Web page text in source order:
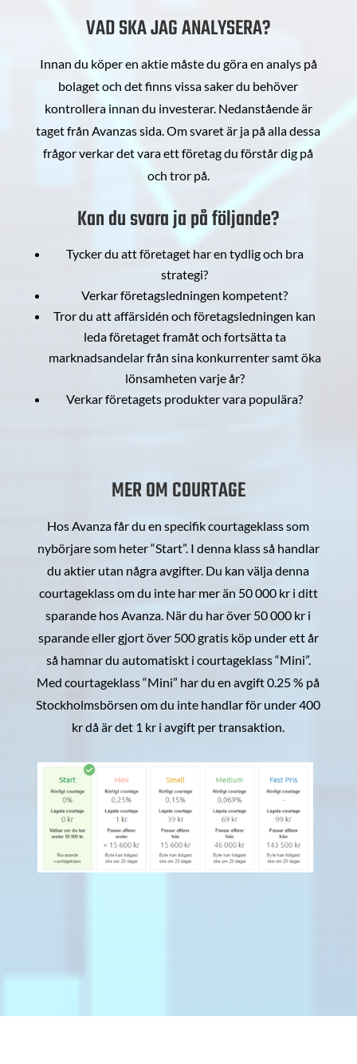
VAD SKA JAG ANALYSERA?
Innan du köper en aktie måste du göra en analys på
bolaget och det finns vissa saker du behöver
kontrollera innan du investerar. Nedanstående är
taget från Avanzas sida. Om svaret är ja på alla dessa
frågor verkar det vara ett företag du förstår dig på
och tror på.
Kan du svara ja på följande?
Tycker du att företaget har en tydlig och bra
strategi?
Verkar företagsledningen kompetent?
Tror du att affärsidén och företagsledningen kan
leda företaget framåt och fortsätta ta
marknadsandelar från sina konkurrenter samt öka
lönsamheten varje år?
Verkar företagets produkter vara populära?
MER OM COURTAGE
Hos Avanza får du en specifik courtageklass som
nybörjare som heter “Start”. I denna klass så handlar
du aktier utan några avgifter. Du kan välja denna
courtageklass om du inte har mer än 50 000 kr i ditt
sparande hos Avanza. När du har över 50 000 kr i
sparande eller gjort över 500 gratis köp under ett år
så hamnar du automatiskt i courtageklass “Mini”.
Med courtageklass “Mini” har du en avgift 0.25 % på
Stockholmsbörsen om du inte handlar för under 400
kr då är det 1 kr i avgift per transaktion.